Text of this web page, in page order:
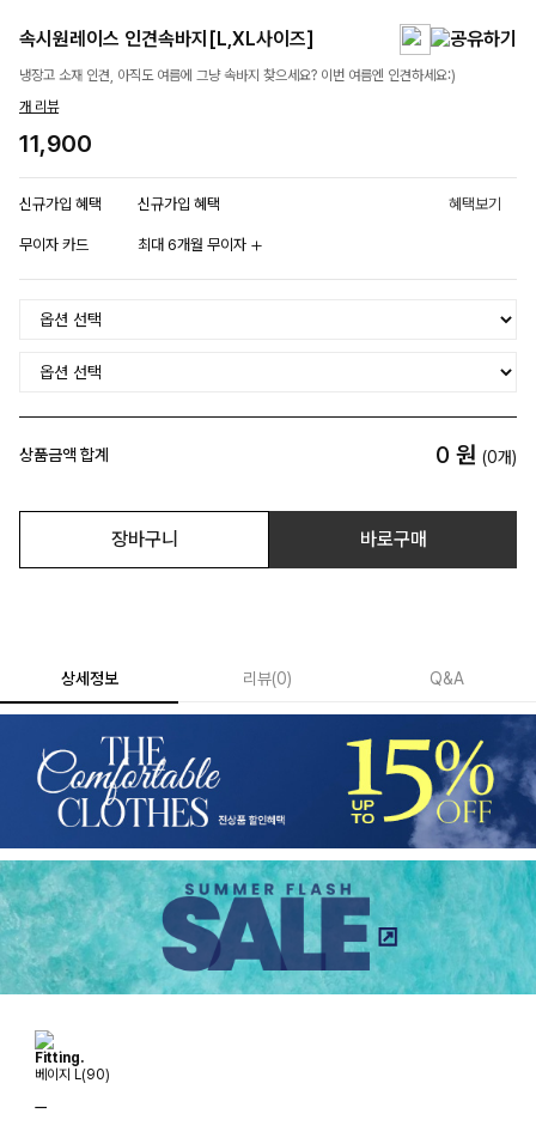
속시원레이스 인견속바지[L,XL사이즈]
냉장고 소재 인견, 아직도 여름에 그냥 속바지 찾으세요? 이번 여름엔 인견하세요:)
개 리뷰
11,900
신규가입 혜택 신규가입 혜택 혜택보기
무이자 카드 최대 6개월 무이자
상품금액 합계 0 원 (0개)
장바구니 바로구매
상세정보 리뷰(0) Q&A
Fitting.
베이지 L(90)
ㅡ